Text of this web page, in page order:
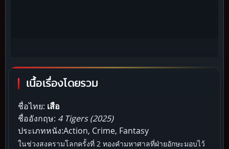
เนื้อเรื่องโดยรวม
ชื่อไทย: เสือ
ชื่ออังกฤษ: 4 Tigers (2025)
ประเภทหนัง:Action, Crime, Fantasy
ในช่วงสงครามโลกครั้งที่ 2 ทองคำมหาศาลที่ฝ่ายอักษะมอบไว้